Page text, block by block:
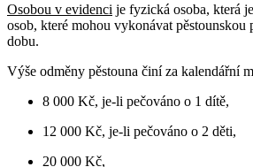
Osobou v evidenci je fyzická osoba, která
osob, které mohou vykonávat pěstounskou
dobu.
Výše odměny pěstouna činí za kalendářní
8 000 Kč, je-li pečováno o 1 dítě,
12 000 Kč, je-li pečováno o 2 děti,
20 000 Kč,